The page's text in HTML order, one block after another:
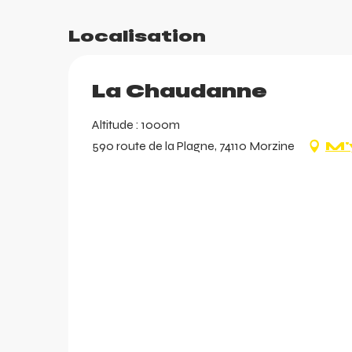
Localisation
La Chaudanne
Altitude : 1000m
590 route de la Plagne, 74110 Morzine